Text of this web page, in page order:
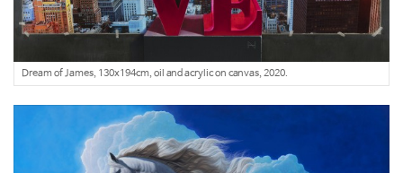
Dream of James, 130x194cm, oil and acrylic on canvas, 2020.